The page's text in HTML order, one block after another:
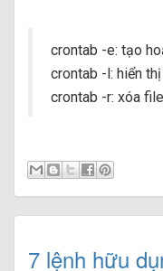
crontab -e: tạo
crontab -l: hiển
crontab -r: xóa
7 lệnh hữu